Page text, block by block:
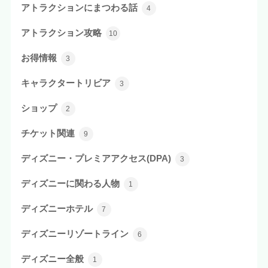
アトラクションにまつわる話 4
アトラクション攻略 10
お得情報 3
キャラクタートリビア 3
ショップ 2
チケット関連 9
ディズニー・プレミアアクセス(DPA) 3
ディズニーに関わる人物 1
ディズニーホテル 7
ディズニーリゾートライン 6
ディズニー全般 1